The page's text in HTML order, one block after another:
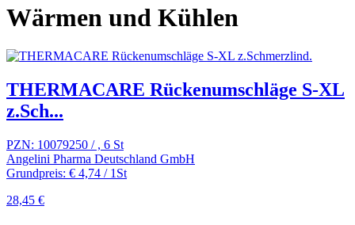
Wärmen und Kühlen
THERMACARE Rückenumschläge S-XL
z.Sch...
PZN: 10079250 / , 6 St
Angelini Pharma Deutschland GmbH
Grundpreis: € 4,74 / 1St
28,45 €